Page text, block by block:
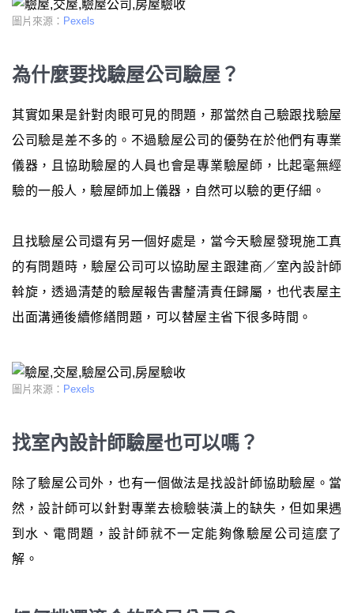
圖片來源： Pexels
為什麼要找驗屋公司驗屋？
其實如果是針對肉眼可見的問題，那當然自己驗跟找驗屋
公司驗是差不多的。不過驗屋公司的優勢在於他們有專業
儀器，且協助驗屋的人員也會是專業驗屋師，比起毫無經
驗的一般人，驗屋師加上儀器，自然可以驗的更仔細。
且找驗屋公司還有另一個好處是，當今天驗屋發現施工真
的有問題時，驗屋公司可以協助屋主跟建商／室內設計師
斡旋，透過清楚的驗屋報告書釐清責任歸屬，也代表屋主
出面溝通後續修繕問題，可以替屋主省下很多時間。
圖片來源： Pexels
找室內設計師驗屋也可以嗎？
除了驗屋公司外，也有一個做法是找設計師協助驗屋。當
然，設計師可以針對專業去檢驗裝潢上的缺失，但如果遇
到水、電問題，設計師就不一定能夠像驗屋公司這麼了
解。